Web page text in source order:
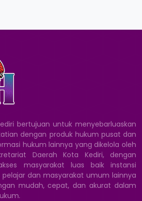
bertujuan untuk menyebarluaskan
dengan produk hukum pusat dan
hukum lainnya yang dikelola oleh
Daerah Kota Kediri, dengan
masyarakat luas baik instansi
dan masyarakat umum lainnya
mudah, cepat, dan akurat dalam